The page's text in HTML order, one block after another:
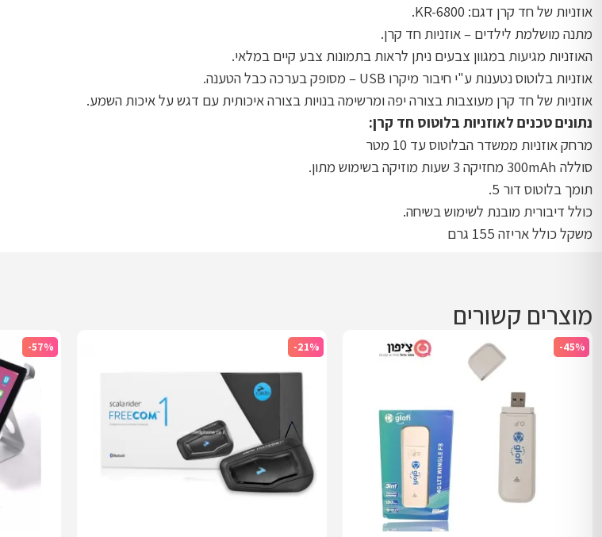
אוזניות של חד קרן דגם: KR-6800.
מתנה מושלמת לילדים – אוזניות חד קרן.
האוזניות מגיעות במגוון צבעים ניתן לראות בתמונות צבע קיים במלאי.
אוזניות בלוטוס נטענות ע"י חיבור מיקרו USB – מסופק בערכה כבל הטענה.
אוזניות של חד קרן מעוצבות בצורה יפה ומרשימה בנויות בצורה איכותית עם דגש על איכות השמע.
נתונים טכנים לאוזניות בלוטוס חד קרן:
מרחק אוזניות ממשדר הבלוטוס עד 10 מטר
סוללה 300mAh מחזיקה 3 שעות מוזיקה בשימוש מתון.
תומך בלוטוס דור 5.
כולל דיבורית מובנת לשימוש בשיחה.
משקל כולל אריזה 155 גרם
מוצרים קשורים
-45%
-21%
-57%